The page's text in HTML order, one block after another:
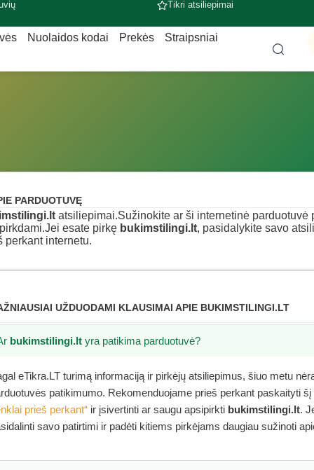
Tikri atsiliepimai
Nuolaidos kodai Prekės Straipsniai
PARDUOTUVĘ
atsiliepimai.Sužinokite ar ši internetinė
esate pirkę bukimstilingi.lt, pasidalykite savo
perkant internetu.
UŽDUODAMI KLAUSIMAI APIE BUKIMSTILINGI.LT
bukimstilingi.lt yra patikima parduotuvė?
eTikra.LT turimą informaciją ir pirkėjų atsiliepimus, šiuo metu
patikimumo. Rekomenduojame prieš perkant paskaityti šį
prieš perkant“ ir įsivertinti ar saugu apsipirkti bukimstilingi.lt.
savo patirtimi ir padėti kitiems pirkėjams daugiau sužinoti